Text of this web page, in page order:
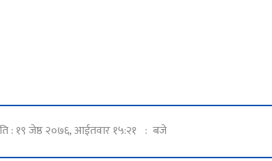
: १९ जेष्ठ २०७६, आईतवार १५:२१ : बजे